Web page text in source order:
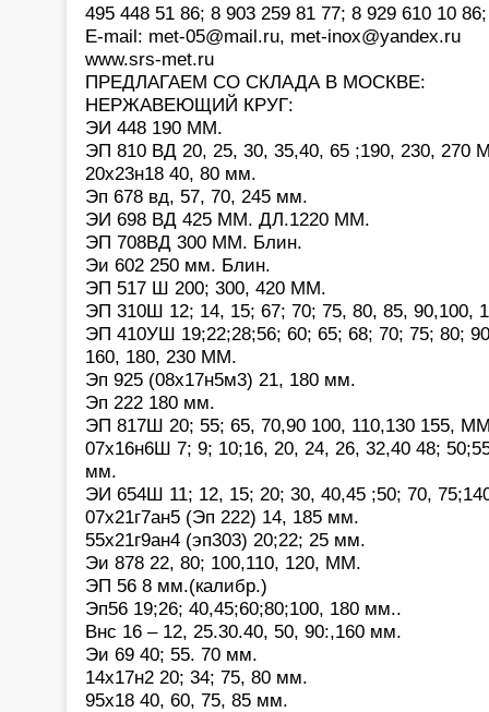
495 448 51 86; 8 903 259 81 77; 8 929 610 10 86;
Е-mail: met-05@mail.ru, met-inox@yandex.ru
www.srs-met.ru
ПРЕДЛАГАЕМ СО СКЛАДА В МОСКВЕ:
НЕРЖАВЕЮЩИЙ КРУГ:
ЭИ 448 190 ММ.
ЭП 810 ВД 20, 25, 30, 35,40, 65 ;190, 230, 270
20х23н18 40, 80 мм.
Эп 678 вд, 57, 70, 245 мм.
ЭИ 698 ВД 425 ММ. ДЛ.1220 ММ.
ЭП 708ВД 300 ММ. Блин.
Эи 602 250 мм. Блин.
ЭП 517 Ш 200; 300, 420 ММ.
ЭП 310Ш 12; 14, 15; 67; 70; 75, 80, 85, 90,100,
ЭП 410УШ 19;22;28;56; 60; 65; 68; 70; 75; 80;
160, 180, 230 ММ.
Эп 925 (08х17н5м3) 21, 180 мм.
Эп 222 180 мм.
ЭП 817Ш 20; 55; 65, 70,90 100, 110,130 155,
07х16н6Ш 7; 9; 10;16, 20, 24, 26, 32,40 48;
мм.
ЭИ 654Ш 11; 12, 15; 20; 30, 40,45 ;50; 70,
07х21г7ан5 (Эп 222) 14, 185 мм.
55х21г9ан4 (эп303) 20;22; 25 мм.
Эи 878 22, 80; 100,110, 120, ММ.
ЭП 56 8 мм.(калибр.)
Эп56 19;26; 40,45;60;80;100, 180 мм..
Внс 16 – 12, 25.30.40, 50, 90:,160 мм.
Эи 69 40; 55. 70 мм.
14х17н2 20; 34; 75, 80 мм.
95х18 40, 60, 75, 85 мм.